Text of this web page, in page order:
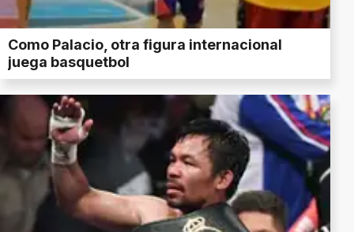
Como Palacio, otra figura internacional
juega basquetbol